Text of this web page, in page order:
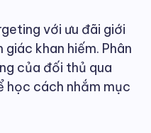
với ưu đãi giới
khan hiếm. Phân
của đối thủ qua
học cách nhắm mục